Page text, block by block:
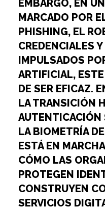
EMBARGO, EN
MARCADO POR
PHISHING, EL
CREDENCIALES
IMPULSADOS
ARTIFICIAL,
DE SER EFICAZ.
LA TRANSICIÓN
AUTENTICACIÓN
LA BIOMETRÍA
ESTÁ EN
CÓMO LAS
PROTEGEN
CONSTRUYEN
SERVICIOS